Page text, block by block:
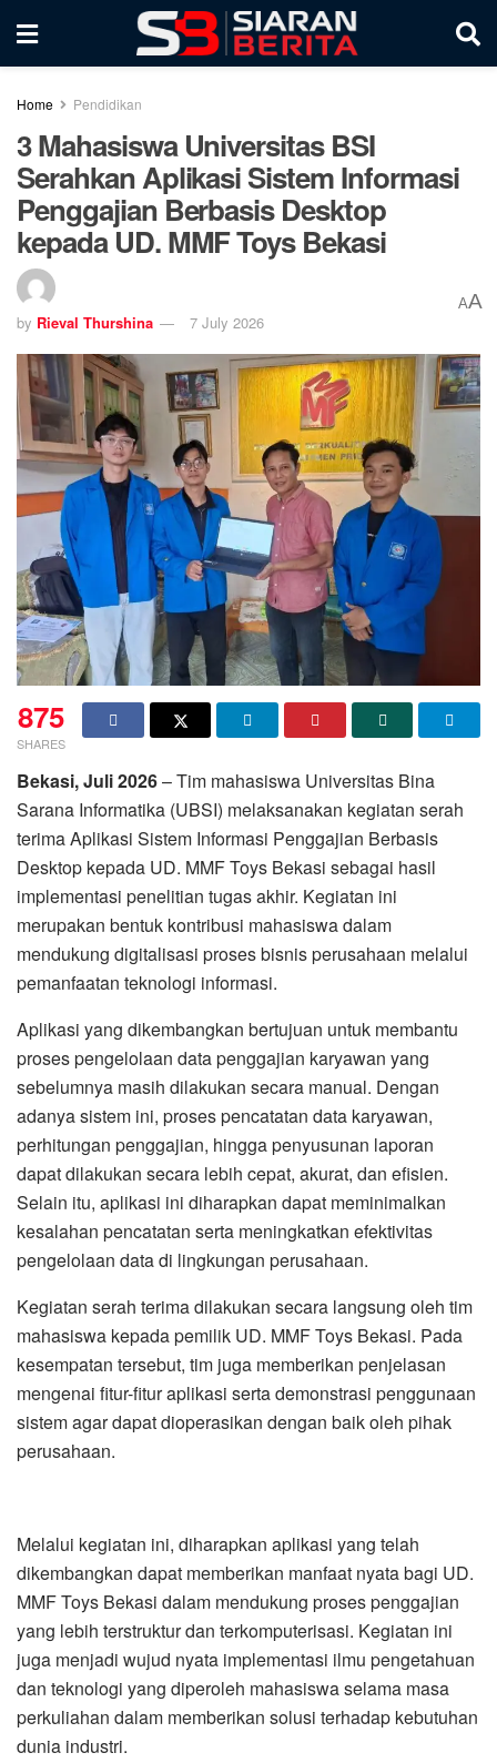
Home Pendidikan
3 Mahasiswa Universitas BSI
Serahkan Aplikasi Sistem Informasi
Penggajian Berbasis Desktop
kepada UD. MMF Toys Bekasi
by Rieval Thurshina 7 July 2026
AA
875
SHARES
Bekasi, Juli 2026– Tim mahasiswa Universitas Bina
Sarana Informatika (UBSI) melaksanakan kegiatan serah
terima Aplikasi Sistem Informasi Penggajian Berbasis
Desktop kepada UD. MMF Toys Bekasi sebagai hasil
implementasi penelitian tugas akhir. Kegiatan ini
merupakan bentuk kontribusi mahasiswa dalam
mendukung digitalisasi proses bisnis perusahaan melalui
pemanfaatan teknologi informasi.
Aplikasi yang dikembangkan bertujuan untuk membantu
proses pengelolaan data penggajian karyawan yang
sebelumnya masih dilakukan secara manual. Dengan
adanya sistem ini, proses pencatatan data karyawan,
perhitungan penggajian, hingga penyusunan laporan
dapat dilakukan secara lebih cepat, akurat, dan efisien.
Selain itu, aplikasi ini diharapkan dapat meminimalkan
kesalahan pencatatan serta meningkatkan efektivitas
pengelolaan data di lingkungan perusahaan.
Kegiatan serah terima dilakukan secara langsung oleh tim
mahasiswa kepada pemilik UD. MMF Toys Bekasi. Pada
kesempatan tersebut, tim juga memberikan penjelasan
mengenai fitur-fitur aplikasi serta demonstrasi penggunaan
sistem agar dapat dioperasikan dengan baik oleh pihak
perusahaan.
Melalui kegiatan ini, diharapkan aplikasi yang telah
dikembangkan dapat memberikan manfaat nyata bagi UD.
MMF Toys Bekasi dalam mendukung proses penggajian
yang lebih terstruktur dan terkomputerisasi. Kegiatan ini
juga menjadi wujud nyata implementasi ilmu pengetahuan
dan teknologi yang diperoleh mahasiswa selama masa
perkuliahan dalam memberikan solusi terhadap kebutuhan
dunia industri.